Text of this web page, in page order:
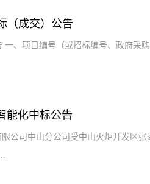
（成交）公告
、项目编号（或招标编号、政府采
能化中标公告
公司中山分公司受中山火炬开发区